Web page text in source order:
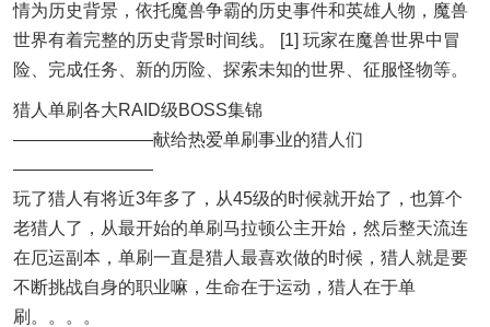
情为历史背景，依托魔兽争霸的历史事件和英雄人物，魔兽
世界有着完整的历史背景时间线。 [1] 玩家在魔兽世界中冒
险、完成任务、新的历险、探索未知的世界、征服怪物等。
猎人单刷各大RAID级BOSS集锦
————————献给热爱单刷事业的猎人们
————————
玩了猎人有将近3年多了，从45级的时候就开始了，也算个
老猎人了，从最开始的单刷马拉顿公主开始，然后整天流连
在厄运副本，单刷一直是猎人最喜欢做的时候，猎人就是要
不断挑战自身的职业嘛，生命在于运动，猎人在于单
刷。。。。